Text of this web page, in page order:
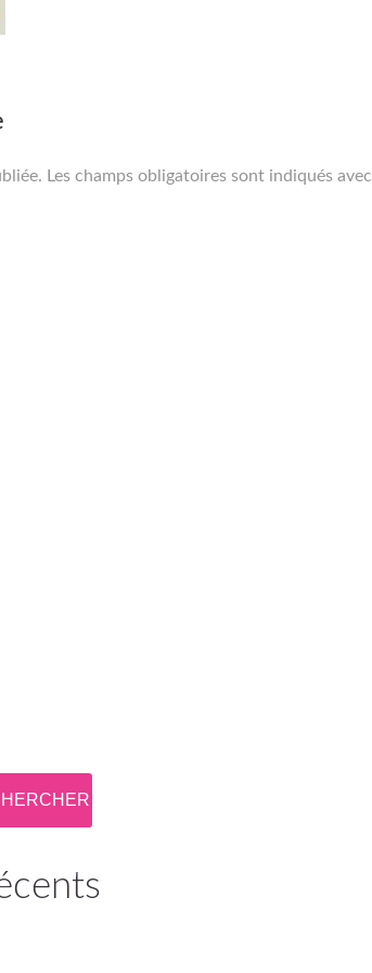
Les champs obligatoires sont indiqués avec